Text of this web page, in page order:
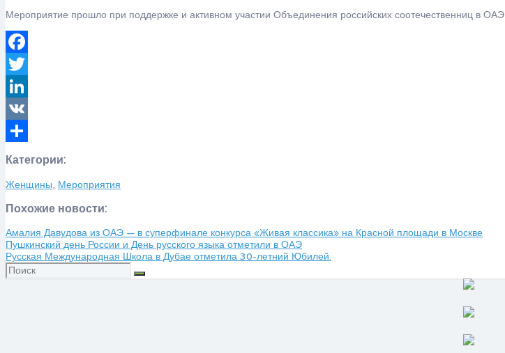
Мероприятие прошло при поддержке и активном участии Объединения российских соотечественниц в ОАЭ
Facebook
Twitter
LinkedIn
VK
Отправить
Категории:
Женщины, Мероприятия
Похожие новости:
Амалия Давудова из ОАЭ — в суперфинале конкурса «Живая классика» на Красной площади в Москве
Пушкинский день России и День русского языка отметили в ОАЭ
Русская Международная Школа в Дубае отметила 30-летний Юбилей.
Искать: